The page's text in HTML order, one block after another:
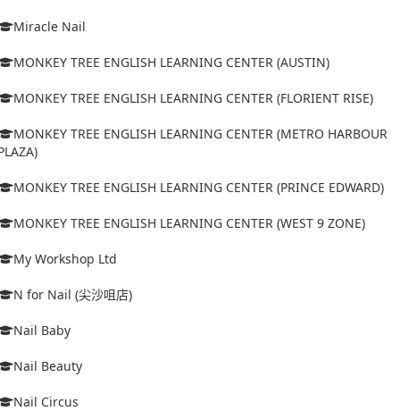
Miracle Nail
MONKEY TREE ENGLISH LEARNING CENTER (AUSTIN)
MONKEY TREE ENGLISH LEARNING CENTER (FLORIENT RISE)
MONKEY TREE ENGLISH LEARNING CENTER (METRO HARBOUR
MONKEY TREE ENGLISH LEARNING CENTER (PRINCE EDWARD)
MONKEY TREE ENGLISH LEARNING CENTER (WEST 9 ZONE)
My Workshop Ltd
N for Nail (尖沙咀店)
Nail Baby
Nail Beauty
Nail Circus